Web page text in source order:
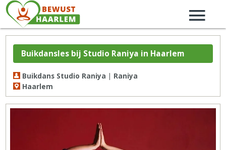
Buikdansles bij Studio Raniya in Haarlem
Buikdans Studio Raniya | Raniya
Haarlem